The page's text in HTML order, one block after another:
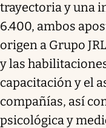
trayectoria y una
6.400, ambos
origen a Grupo
y las
capacitación y el
compañías, así
psicológica y